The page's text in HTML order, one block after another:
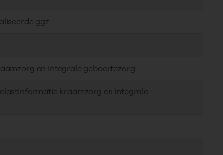
ggz
en integrale geboortezorg
kraamzorg en integrale